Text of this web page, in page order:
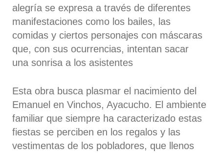
alegría se expresa a través de diferentes
manifestaciones como los bailes, las
comidas y ciertos personajes con máscaras
que, con sus ocurrencias, intentan sacar
una sonrisa a los asistentes
Esta obra busca plasmar el nacimiento del
Emanuel en Vinchos, Ayacucho. El ambiente
familiar que siempre ha caracterizado estas
fiestas se perciben en los regalos y las
vestimentas de los pobladores, que llenos